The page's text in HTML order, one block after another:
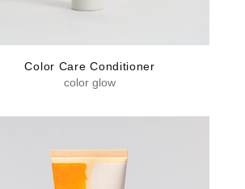
Color Care Conditioner
color glow